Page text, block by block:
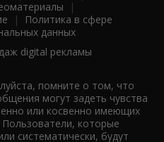
|
|
Политика в сфере
данных
digital рекламы
помните о том, что
могут задеть чувства
или косвенно имеющих
которые
систематически, будут